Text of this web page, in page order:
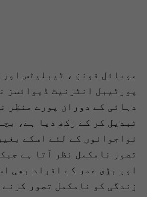
موبائل فونز ، ٹیبلیٹس اور
پورٹیبل انٹرنیٹ ڈیوائسز
دہائی کے دوران پورے منظر
تبدیل کر کے رکھ دیا ہے،
نواجوانوں کے لئے اسکے
تصور نامکمل نظر آتا ہے
اور بڑی عمر کے افراد بھی
زندگی کو نامکمل تصور کرنے